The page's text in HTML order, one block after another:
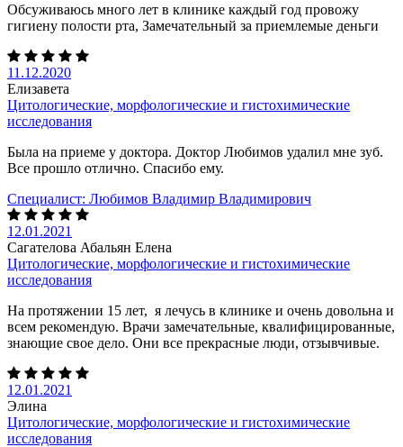
Обсуживаюсь много лет в клинике каждый год провожу
гигиену полости рта, Замечательный за приемлемые деньги
11.12.2020
Елизавета
Цитологические, морфологические и гистохимические
исследования
Была на приеме у доктора. Доктор Любимов удалил мне зуб.
Все прошло отлично. Спасибо ему.
Специалист: Любимов Владимир Владимирович
12.01.2021
Сагателова Абальян Елена
Цитологические, морфологические и гистохимические
исследования
На протяжении 15 лет, я лечусь в клинике и очень довольна и
всем рекомендую. Врачи замечательные, квалифицированные,
знающие свое дело. Они все прекрасные люди, отзывчивые.
12.01.2021
Элина
Цитологические, морфологические и гистохимические
исследования